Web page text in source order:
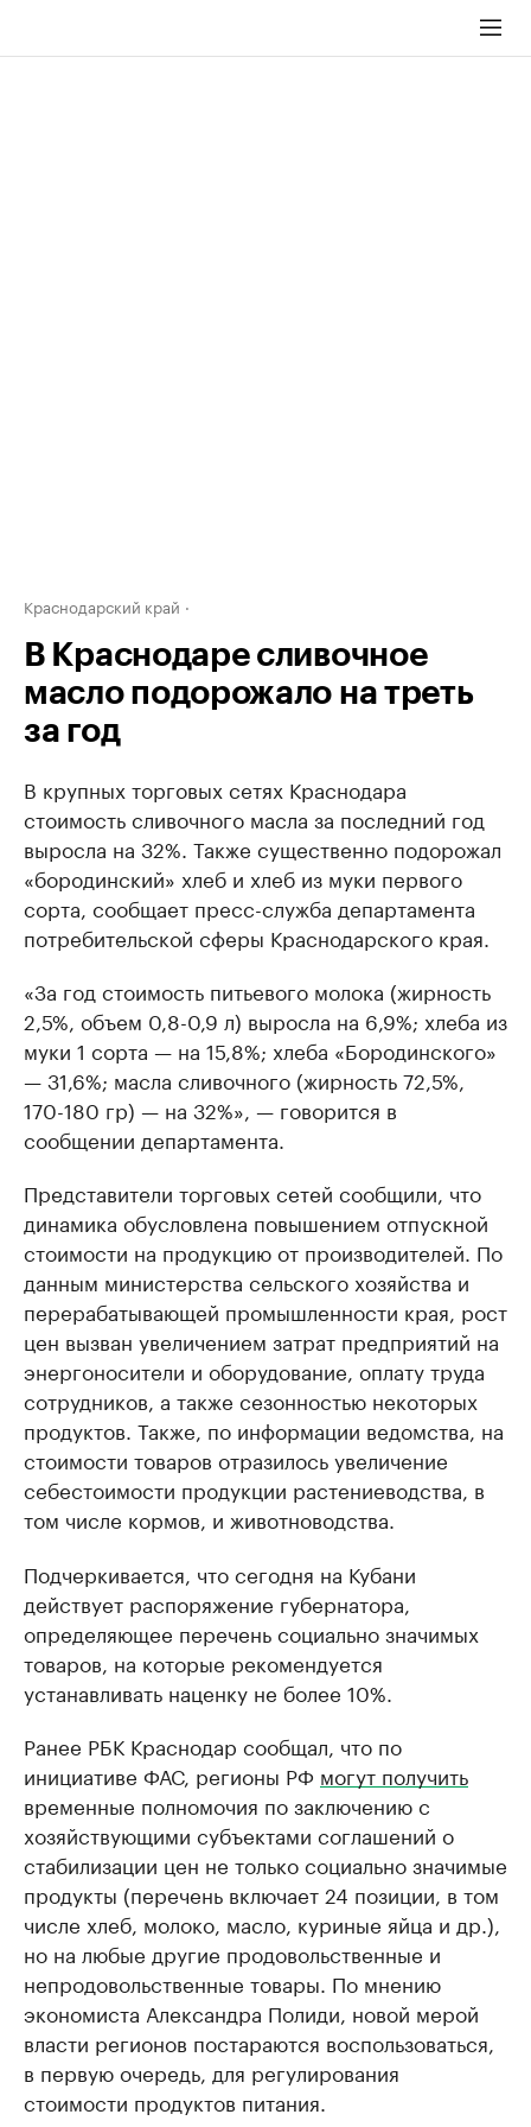
Краснодарский край
В Краснодаре сливочное
масло подорожало на треть
за год
В крупных торговых сетях Краснодара
стоимость сливочного масла за последний год
выросла на 32%. Также существенно подорожал
«бородинский» хлеб и хлеб из муки первого
сорта, сообщает пресс-служба департамента
потребительской сферы Краснодарского края.
«За год стоимость питьевого молока (жирность
2,5%, объем 0,8-0,9 л) выросла на 6,9%; хлеба из
муки 1 сорта — на 15,8%; хлеба «Бородинского»
— 31,6%; масла сливочного (жирность 72,5%,
170-180 гр) — на 32%», — говорится в
сообщении департамента.
Представители торговых сетей сообщили, что
динамика обусловлена повышением отпускной
стоимости на продукцию от производителей. По
данным министерства сельского хозяйства и
перерабатывающей промышленности края, рост
цен вызван увеличением затрат предприятий на
энергоносители и оборудование, оплату труда
сотрудников, а также сезонностью некоторых
продуктов. Также, по информации ведомства, на
стоимости товаров отразилось увеличение
себестоимости продукции растениеводства, в
том числе кормов, и животноводства.
Подчеркивается, что сегодня на Кубани
действует распоряжение губернатора,
определяющее перечень социально значимых
товаров, на которые рекомендуется
устанавливать наценку не более 10%.
Ранее РБК Краснодар сообщал, что по
инициативе ФАС, регионы РФ могут получить
временные полномочия по заключению с
хозяйствующими субъектами соглашений о
стабилизации цен не только социально значимые
продукты (перечень включает 24 позиции, в том
числе хлеб, молоко, масло, куриные яйца и др.),
но на любые другие продовольственные и
непродовольственные товары. По мнению
экономиста Александра Полиди, новой мерой
власти регионов постараются воспользоваться,
в первую очередь, для регулирования
стоимости продуктов питания.